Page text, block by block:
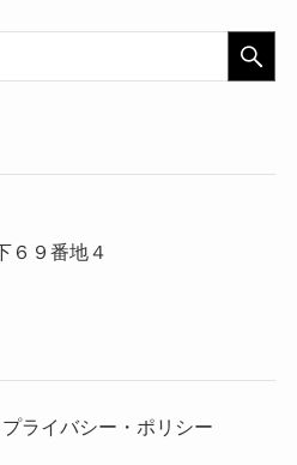
６９番地４
プライバシー・ポリシー